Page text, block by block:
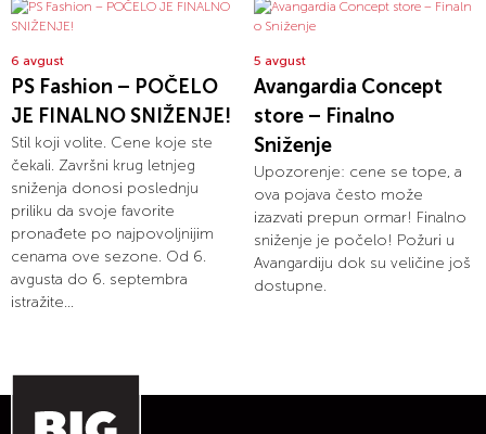
6 avgust
PS Fashion – POČELO
JE FINALNO SNIŽENJE!
Stil koji volite. Cene koje ste
čekali. Završni krug letnjeg
sniženja donosi poslednju
priliku da svoje favorite
pronađete po najpovoljnijim
cenama ove sezone. Od 6.
avgusta do 6. septembra
istražite...
5 avgust
Avangardia Concept
store – Finalno
Sniženje
Upozorenje: cene se tope, a
ova pojava često može
izazvati prepun ormar! Finalno
sniženje je počelo! Požuri u
Avangardiju dok su veličine još
dostupne.